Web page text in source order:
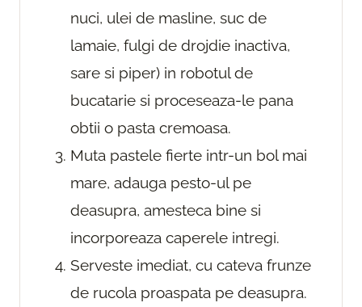
nuci, ulei de masline, suc de
lamaie, fulgi de drojdie inactiva,
sare si piper) in robotul de
bucatarie si proceseaza-le pana
obtii o pasta cremoasa.
Muta pastele fierte intr-un bol mai
mare, adauga pesto-ul pe
deasupra, amesteca bine si
incorporeaza caperele intregi.
Serveste imediat, cu cateva frunze
de rucola proaspata pe deasupra.